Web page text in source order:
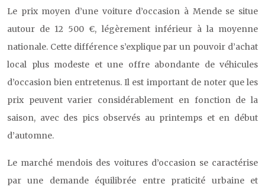
Le prix moyen d’une voiture d’occasion à Mende se situe
autour de 12 500 €, légèrement inférieur à la moyenne
nationale. Cette différence s’explique par un pouvoir d’achat
local plus modeste et une offre abondante de véhicules
d’occasion bien entretenus. Il est important de noter que les
prix peuvent varier considérablement en fonction de la
saison, avec des pics observés au printemps et en début
d’automne.
Le marché mendois des voitures d’occasion se caractérise
par une demande équilibrée entre praticité urbaine et